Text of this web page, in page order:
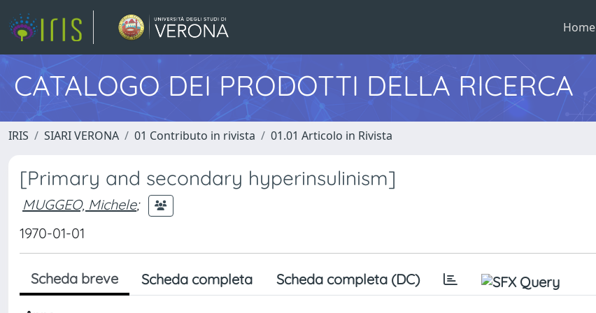
Home
CATALOGO DEI PRODOTTI DELLA RICERCA
IRIS SIARI VERONA 01 Contributo in rivista 01.01 Articolo in Rivista
[Primary and secondary hyperinsulinism]
MUGGEO, Michele;
1970-01-01
Scheda breve Scheda completa Scheda completa (DC)